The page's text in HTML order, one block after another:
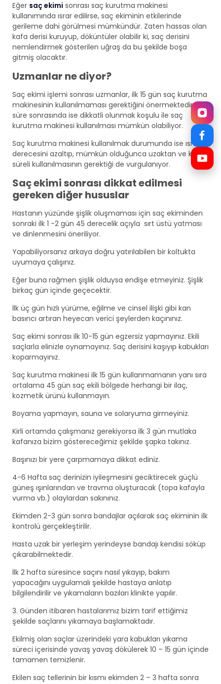
Eğer saç ekimi sonrası saç kurutma makinesi
kullanımında ısrar edilirse, saç ekiminin etkilerinde
gerileme dahi görülmesi mümkündür. Zaten hassas olan
kafa derisi kuruyup, döküntüler olabilir ki, saç derisini
nemlendirmek gösterilen uğraş da bu şekilde boşa
gitmiş olacaktır.
Uzmanlar ne diyor?
Saç ekimi işlemi sonrası uzmanlar, ilk 15 gün saç kurutma
makinesinin kullanılmaması gerektiğini önermektedir. Bu
süre sonrasında ise dikkatli olunmak koşulu ile saç
kurutma makinesi kullanılması mümkün olabiliyor.
Saç kurutma makinesi kullanılmak durumunda ise ısı
derecesini azaltıp, mümkün olduğunca uzaktan ve kısa
süreli kullanılmasının gerektiği de vurgulanıyor.
Saç ekimi sonrası dikkat edilmesi
gereken diğer hususlar
Hastanın yüzünde şişlik oluşmaması için saç ekiminden
sonraki ilk 1 -2 gün 45 derecelik açıyla sırt üstü yatması
ve dinlenmesini öneriliyor.
Yapabiliyorsanız arkaya doğru yatırılabilen bir koltukta
uyumaya çalışınız.
Eğer buna rağmen şişlik olduysa endişe etmeyiniz. Şişlik
birkaç gün içinde geçecektir.
İlk üç gün hızlı yürüme, eğilme ve cinsel ilişki gibi kan
basıncı artıran heyecan verici şeylerden kaçınınız.
Saç ekimi sonrası ilk 10-15 gün egzersiz yapmayınız. Ekili
saçlarla elinizle oynamayınız. Saç derisini kaşıyıp kabukları
koparmayınız.
Saç kurutma makinesi ilk 15 gün kullanmamanın yanı sıra
ortalama 45 gün saç ekili bölgede herhangi bir ilaç,
kozmetik ürünü kullanmayın.
Boyama yapmayın, sauna ve solaryuma girmeyiniz.
Kirli ortamda çalışmanız gerekiyorsa ilk 3 gün mutlaka
kafanıza bizim göstereceğimiz şekilde şapka takınız.
Başınızı bir yere çarpmamaya dikkat ediniz.
4-6 Hafta saç derinizin iyileşmesini geciktirecek güçlü
güneş ışınlarından ve travma oluşturacak (topa kafayla
vurma vb.) olaylardan sakınınız.
Ekimden 2-3 gün sonra bandajlar açılarak saç ekiminin ilk
kontrolü gerçekleştirilir.
Hasta uzak bir yerleşim yerindeyse bandajı kendisi söküp
çıkarabilmektedir.
İlk 2 hafta süresince saçını nasıl yıkayıp, bakım
yapacağını uygulamalı şekilde hastaya anlatıp
bilgilendirilir ve yıkamaların bazıları klinikte yapılır.
3. Günden itibaren hastalarımız bizim tarif ettiğimiz
şekilde saçlarını yıkamaya başlamaktadır.
Ekilmiş olan saçlar üzerindeki yara kabukları yıkama
süreci içerisinde yavaş yavaş dökülerek 10 – 15 gün içinde
tamamen temizlenir.
Ekilen saç tellerinin bir kısmı ekimden 2 – 3 hafta sonra